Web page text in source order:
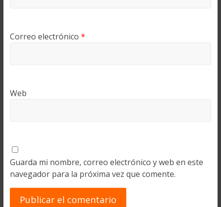
Correo electrónico *
Web
Guarda mi nombre, correo electrónico y web en este
navegador para la próxima vez que comente.